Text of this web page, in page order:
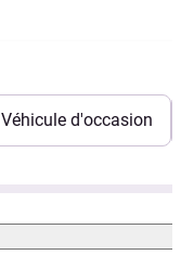
Véhicule d'occasion